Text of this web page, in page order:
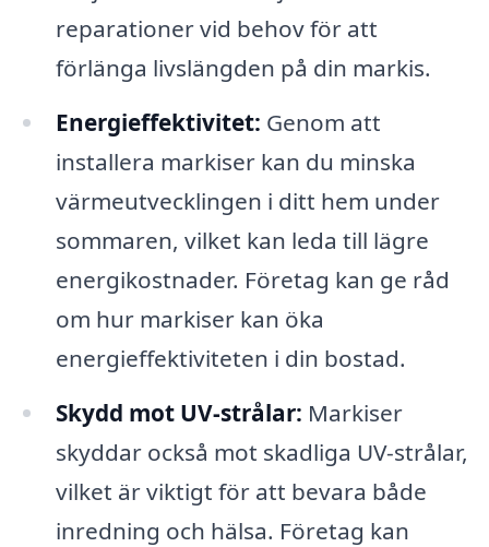
reparationer vid behov för att
förlänga livslängden på din markis.
Energieffektivitet: Genom att
installera markiser kan du minska
värmeutvecklingen i ditt hem under
sommaren, vilket kan leda till lägre
energikostnader. Företag kan ge råd
om hur markiser kan öka
energieffektiviteten i din bostad.
Skydd mot UV-strålar: Markiser
skyddar också mot skadliga UV-strålar,
vilket är viktigt för att bevara både
inredning och hälsa. Företag kan